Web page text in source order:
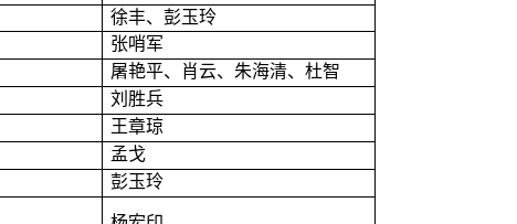
徐丰、彭玉玲
张哨军
屠艳平、肖云、朱海清、杜智
刘胜兵
王章琼
孟戈
彭玉玲